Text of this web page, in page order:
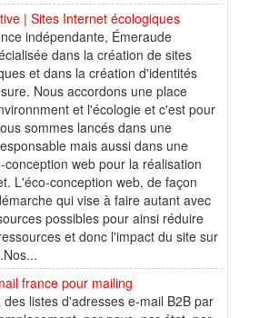
| Sites Internet écologiques
indépendante, Émeraude
dans la création de sites
et dans la création d'identités
Nous accordons une place
et l'écologie et c'est pour
sommes lancés dans une
mais aussi dans une
web pour la réalisation
L'éco-conception web, de façon
qui vise à faire autant avec
possibles pour ainsi réduire
et donc l'impact du site sur
france pour mailing
listes d'adresses e-mail B2B par